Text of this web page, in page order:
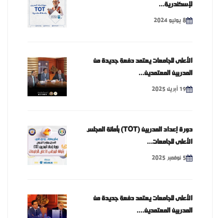
لإسكندرية...
8 يوليو 2024
الأعلى للجامعات يعتمد دفعة جديدة من
المدربين المعتمدين...
19 أبريل 2025
دورة إعداد المدربين (TOT) بأمانة المجلس
الأعلى للجامعات...
5 نوفمبر 2025
الأعلى للجامعات يعتمد دفعة جديدة من
المدربين المعتمدين....